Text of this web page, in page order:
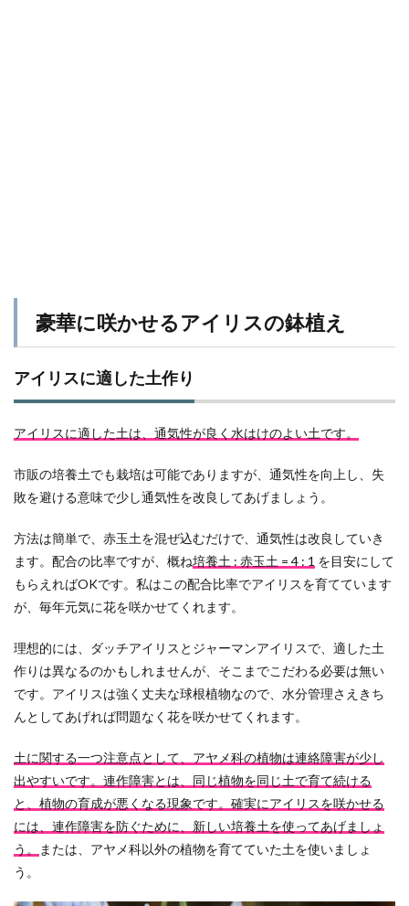
豪華に咲かせるアイリスの鉢植え
アイリスに適した土作り
アイリスに適した土は、通気性が良く水はけのよい土です。
市販の培養土でも栽培は可能でありますが、通気性を向上し、失
敗を避ける意味で少し通気性を改良してあげましょう。
方法は簡単で、赤玉土を混ぜ込むだけで、通気性は改良していき
ます。配合の比率ですが、概ね培養土 : 赤玉土 = 4 : 1 を目安にして
もらえればOKです。私はこの配合比率でアイリスを育てています
が、毎年元気に花を咲かせてくれます。
理想的には、ダッチアイリスとジャーマンアイリスで、適した土
作りは異なるのかもしれませんが、そこまでこだわる必要は無い
です。アイリスは強く丈夫な球根植物なので、水分管理さえきち
んとしてあげれば問題なく花を咲かせてくれます。
土に関する一つ注意点として、アヤメ科の植物は連絡障害が少し
出やすいです。連作障害とは、同じ植物を同じ土で育て続ける
と、植物の育成が悪くなる現象です。確実にアイリスを咲かせる
には、連作障害を防ぐために、新しい培養土を使ってあげましょ
う。
または、アヤメ科以外の植物を育てていた土を使いましょ
う。